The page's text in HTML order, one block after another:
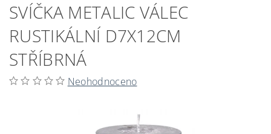
SVÍČKA METALIC VÁLEC
RUSTIKÁLNÍ D7X12CM
STŘÍBRNÁ
Neohodnoceno